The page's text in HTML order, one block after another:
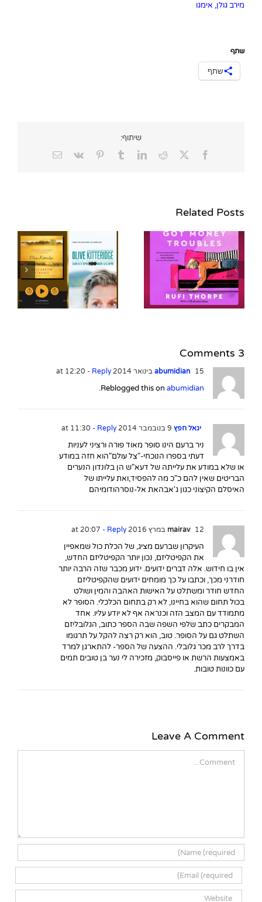
מירב גולן, אימגו
שתף
שתף
שיתוף:
Facebook
X
Reddit
LinkedIn
Tumblr
Pinterest
Vk
Email
Related Posts
כמה מילים על הקריאה
ב-"מרגו צריכה כסף"
מאת רופי תורפ
3 Comments
abumidian 15 בינואר 2014 at 12:20 - Reply
Reblogged this on abumidian
.
יגאל חפץ - Reply
ניר ברעם הינו סופר מאוד פורה ורציני לעניות
דעתי בספרו הנוכחי-"צל עולם"הוא חזה במודע
או שלא במודע את עלייתה של דעא"ש הן בלונדון הנערים
הבריטים שאין להם כ"כ מה להפסיד,ואת עלייתו של
האיסלם הקיצוני כגון ג'אבהאת אל-נוסרהודומיהם
mairav 12 במרץ 2016 at 20:07 - Reply
העיקרון שברעם מציג, של הכלת כול שמאפיין
את הקפיטליזם, נכון יותר הקפיטליזם החדש,
אין בו חידוש. אלה דברים ידועים. ידוע מכבר שזה הרבה יותר
חודרני מכך, וכתבו על כך מומחים ידועים שהקפיטליזם
החדש חודר ומשתלט על האישות האהבה והמין ושולט
בכול תחום שהוא בחיינו, לא רק בתחום הכלכלי. הסופר לא
מתמודד עם המצב הזה וכנראה אף לא יודע עליו. אחד
המבקרים כתב שלפי השפה שבה הספר כתוב, הגלובליזם
השתלט גם על הסופר. טוב, הוא רק רצה להקל על תרגומו
בדרך לרב מכר גלובלי. ההצעה של הספר- להתארגן למרד
באמצעות הרשת או פייסבוק, מזכירה לי נער בן טובים תמים
עם כוונות טובות.
Leave A Comment